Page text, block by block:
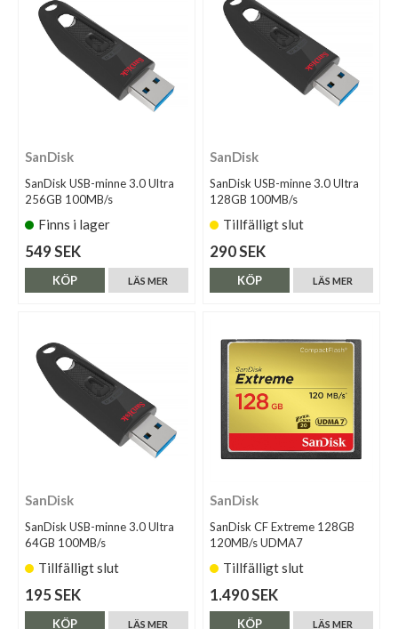
SanDisk
SanDisk USB-minne 3.0 Ultra
256GB 100MB/s
Finns i lager
549 SEK
LÄS MER
KÖP
SanDisk
SanDisk USB-minne 3.0 Ultra
128GB 100MB/s
Tillfälligt slut
290 SEK
LÄS MER
KÖP
SanDisk
SanDisk USB-minne 3.0 Ultra
64GB 100MB/s
Tillfälligt slut
195 SEK
LÄS MER
KÖP
SanDisk
SanDisk CF Extreme 128GB
120MB/s UDMA7
Tillfälligt slut
1.490 SEK
LÄS MER
KÖP